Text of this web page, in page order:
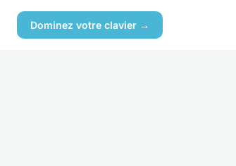
Dominez votre clavier →